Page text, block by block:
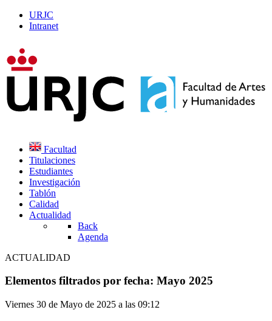
URJC
Intranet
Facultad
Titulaciones
Estudiantes
Investigación
Tablón
Calidad
Actualidad
Back
Agenda
ACTUALIDAD
Elementos filtrados por fecha: Mayo 2025
Viernes 30 de Mayo de 2025 a las 09:12